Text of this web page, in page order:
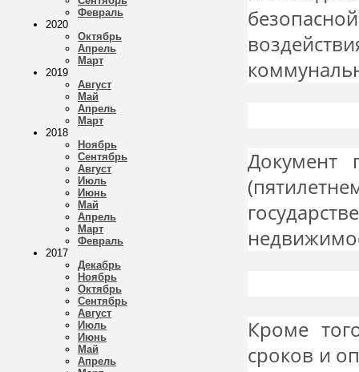
Февраль
2020
Октябрь
Апрель
Март
2019
Август
Май
Апрель
Март
2018
Ноябрь
Сентябрь
Август
Июль
Июнь
Май
Апрель
Март
Февраль
2017
Декабрь
Ноябрь
Октябрь
Сентябрь
Август
Июль
Июнь
Май
Апрель
Документ
Кроме
сроков и